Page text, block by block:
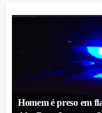
Homem é preso em